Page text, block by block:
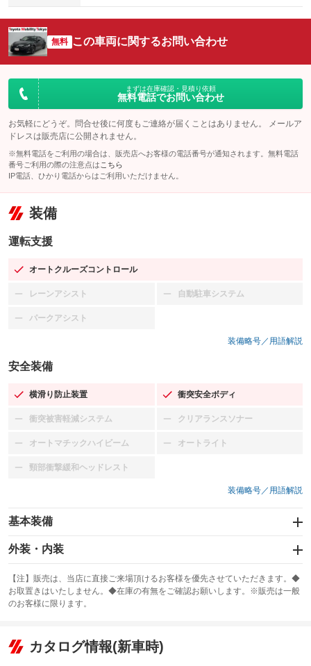
無料 この車両に関するお問い合わせ
まずは在庫確認・見積り依頼
無料電話でお問い合わせ
お気軽にどうぞ。問合せ後に何度もご連絡が届くことはありません。 メールア
ドレスは販売店に公開されません。
※無料電話をご利用の場合は、販売店へお客様の電話番号が通知されます。無料電話
番号ご利用の際の注意点は こちら
IP電話、ひかり電話からはご利用いただけません。
装備
運転支援
オートクルーズコントロール
：装備あり
レーンアシスト
：装備なし 自動駐車システム
：装備なし
パークアシスト
：装備なし
装備略号／用語解説
安全装備
横滑り防止装置
：装備あり 衝突安全ボディ
：装備あり
衝突被害軽減システム
：装備なし クリアランスソナー
：装備なし
オートマチックハイビーム
：装備なし オートライト
：装備なし
頸部衝撃緩和ヘッドレスト
：装備なし
装備略号／用語解説
基本装備
エアバッグ：運転席/助手席/サイド
：装備あり
：装備なし
サンルーフ
：装備なし ABS
リフトアップ
：装備なし
外装・内装
カーナビ：メモリーナビ他
：装備あり
TV：フルセグ
：装備あり
ビジュアル：-／DVD再生
：装備あり
【注】販売は、当店に直接ご来場頂けるお客様を優先させていただきます。◆
お取置きはいたしません。◆在庫の有無をご確認お願いします。※販売は一般
のお客様に限ります。
カタログ情報(新車時)